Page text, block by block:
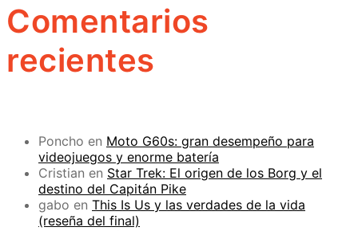
Comentarios
recientes
Poncho en Moto G60s: gran desempeño para
videojuegos y enorme batería
Cristian en Star Trek: El origen de los Borg y el
destino del Capitán Pike
gabo en This Is Us y las verdades de la vida
(reseña del final)